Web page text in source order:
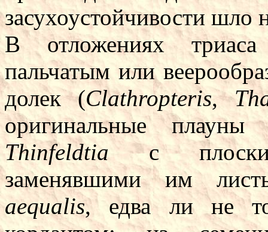
засухоустойчивости шло
В отложениях
пальчатым или
долек (Clathropteris,
оригинальные
Thinfeldtiaс
заменявшими им
aequalis, едва ли не